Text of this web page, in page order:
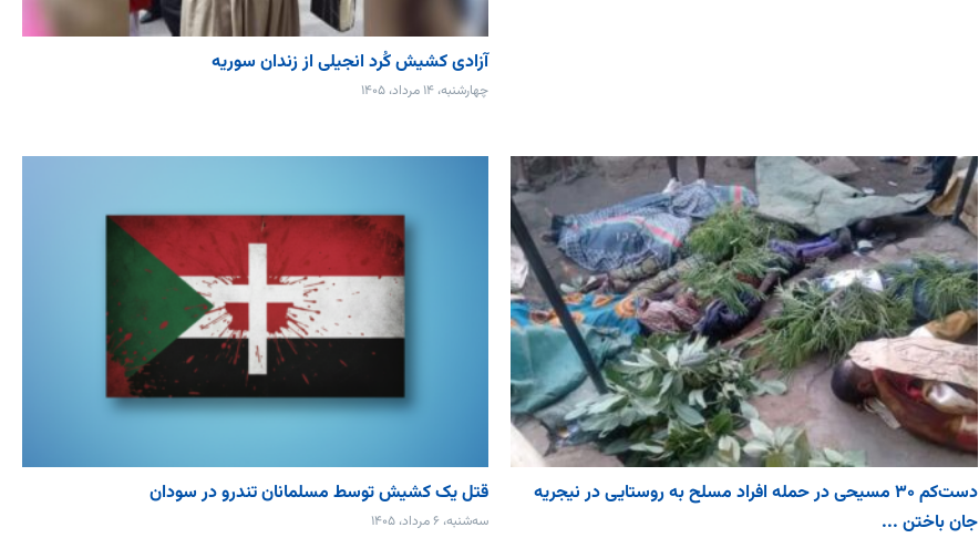
آزادی کشیش کُرد انجیلی از زندان سوریه
چهارشنبه، ۱۴ مرداد، ۱۴۰۵
دست‌کم ۳۰ مسیحی در حمله افراد مسلح به روستایی در نیجریه
جان باختن ...
قتل یک کشیش توسط مسلمانان تندرو در سودان
سه‌شنبه، ۶ مرداد، ۱۴۰۵